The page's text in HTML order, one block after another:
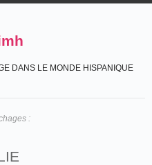
DANS LE MONDE HISPANIQUE
: